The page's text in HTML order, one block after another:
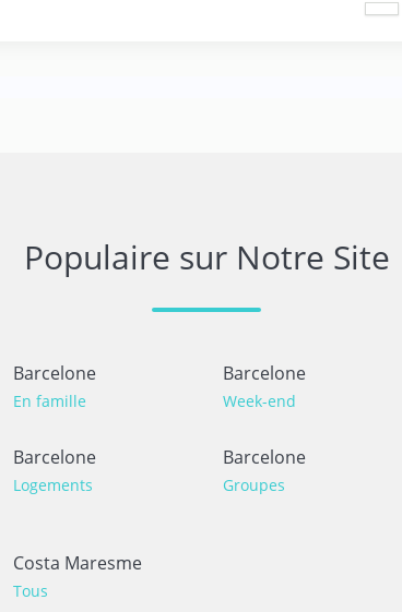
Populaire sur Notre Site
Barcelone
En famille
Barcelone
Week-end
Barcelone
Logements
Barcelone
Groupes
Costa Maresme
Tous